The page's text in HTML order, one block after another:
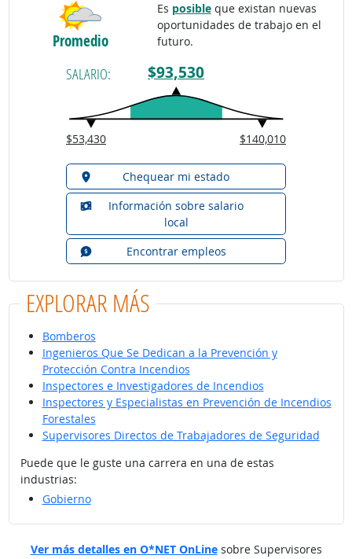
Promedio
Es posibleque existan nuevas
oportunidades de trabajo en el
futuro.
SALARIO: $93,530
$53,430 $140,010
Chequear mi estado
Información sobre salario
local
Encontrar empleos
EXPLORAR MÁS
Bomberos
Ingenieros Que Se Dedican a la Prevención y
Protección Contra Incendios
Inspectores e Investigadores de Incendios
Inspectores y Especialistas en Prevención de Incendios
Forestales
Supervisores Directos de Trabajadores de Seguridad
Puede que le guste una carrera en una de estas
industrias:
Gobierno
Ver más detalles en O*NET OnLinesobre Supervisores